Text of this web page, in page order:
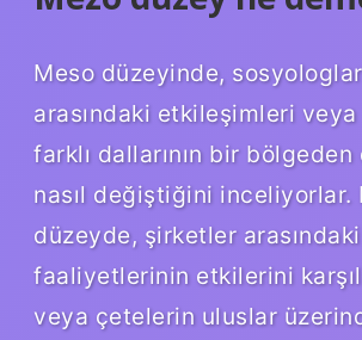
Meso düzeyinde,
arasındaki etkileşimleri veya
farklı dallarının bir
nasıl değiştiğini inceliyorlar.
düzeyde, şirketler
faaliyetlerinin etkilerini
veya çetelerin uluslar